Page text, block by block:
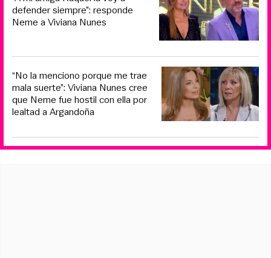
defender siempre”: responde
Neme a Viviana Nunes
“No la menciono porque me trae
mala suerte”: Viviana Nunes cree
que Neme fue hostil con ella por
lealtad a Argandoña